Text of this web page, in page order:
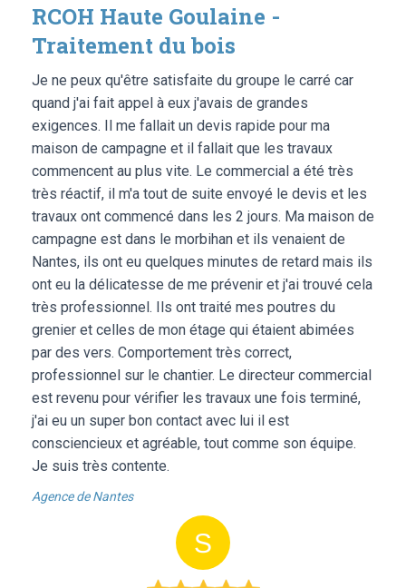
RCOH Haute Goulaine -
Traitement du bois
Je ne peux qu'être satisfaite du groupe le carré car
quand j'ai fait appel à eux j'avais de grandes
exigences. Il me fallait un devis rapide pour ma
maison de campagne et il fallait que les travaux
commencent au plus vite. Le commercial a été très
très réactif, il m'a tout de suite envoyé le devis et les
travaux ont commencé dans les 2 jours. Ma maison de
campagne est dans le morbihan et ils venaient de
Nantes, ils ont eu quelques minutes de retard mais ils
ont eu la délicatesse de me prévenir et j'ai trouvé cela
très professionnel. Ils ont traité mes poutres du
grenier et celles de mon étage qui étaient abimées
par des vers. Comportement très correct,
professionnel sur le chantier. Le directeur commercial
est revenu pour vérifier les travaux une fois terminé,
j'ai eu un super bon contact avec lui il est
consciencieux et agréable, tout comme son équipe.
Je suis très contente.
Agence de Nantes